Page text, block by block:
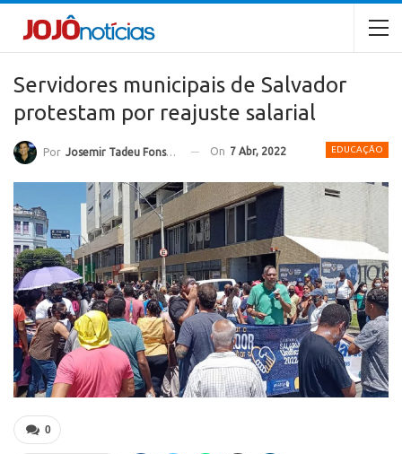
Servidores municipais de Salvador
protestam por reajuste salarial
EDUCAÇÃO
Por Josemir Tadeu Fonseca On 7 Abr, 2022
0